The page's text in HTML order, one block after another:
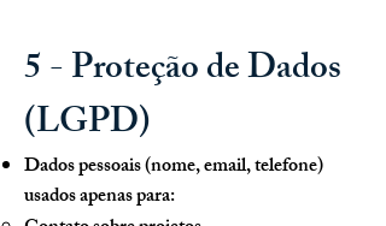
5 - Proteção de Dados
(LGPD)
Dados pessoais (nome, email, telefone)
usados apenas para: